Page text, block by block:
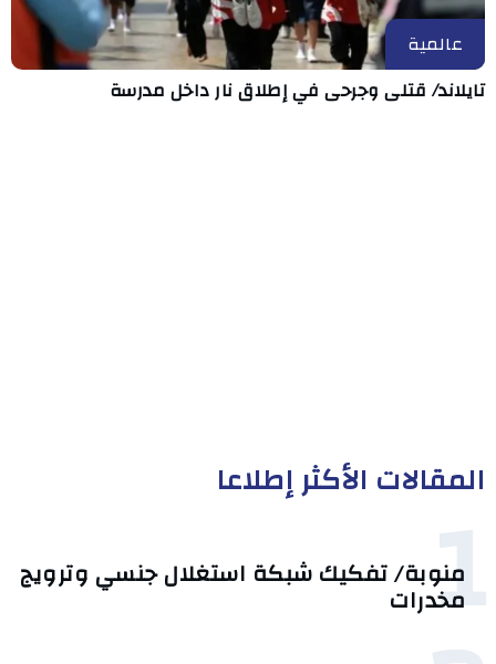
عالمية
تايلاند/ قتلى وجرحى في إطلاق نار داخل مدرسة
المقالات الأكثر إطلاعا
1
منوبة/ تفكيك شبكة استغلال جنسي وترويج
مخدرات